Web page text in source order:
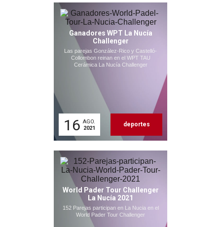
Ganadores WPT La Nucía
Challenger
Las parejas González-Rico y Castelló-
Collombon reinan en el WPT TAU
Cerámica La Nucía Challenger
16 AGO.
2021
deportes
World Pader Tour Challenger
La Nucía 2021
152 Parejas participan en La Nucia en el
World Pader Tour Challenger